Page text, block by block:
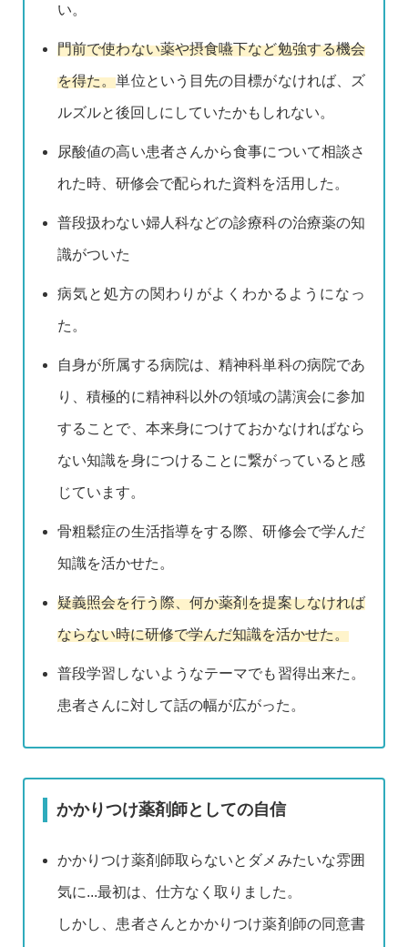
い。
門前で使わない薬や摂食嚥下など勉強する機会
を得た。単位という目先の目標がなければ、ズ
ルズルと後回しにしていたかもしれない。
尿酸値の高い患者さんから食事について相談さ
れた時、研修会で配られた資料を活用した。
普段扱わない婦人科などの診療科の治療薬の知
識がついた
病気と処方の関わりがよくわかるようになっ
た。
自身が所属する病院は、精神科単科の病院であ
り、積極的に精神科以外の領域の講演会に参加
することで、本来身につけておかなければなら
ない知識を身につけることに繋がっていると感
じています。
骨粗鬆症の生活指導をする際、研修会で学んだ
知識を活かせた。
疑義照会を行う際、何か薬剤を提案しなければ
ならない時に研修で学んだ知識を活かせた。
普段学習しないようなテーマでも習得出来た。
患者さんに対して話の幅が広がった。
かかりつけ薬剤師としての自信
かかりつけ薬剤師取らないとダメみたいな雰囲
気に...最初は、仕方なく取りました。
しかし、患者さんとかかりつけ薬剤師の同意書